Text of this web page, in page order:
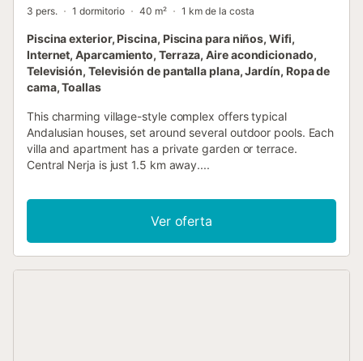
3 pers. 1 dormitorio 40 m² 1 km de la costa
Piscina exterior, Piscina, Piscina para niños, Wifi,
Internet, Aparcamiento, Terraza, Aire acondicionado,
Televisión, Televisión de pantalla plana, Jardín, Ropa de
cama, Toallas
This charming village-style complex offers typical
Andalusian houses, set around several outdoor pools. Each
villa and apartment has a private garden or terrace.
Central Nerja is just 1.5 km away....
Ver oferta